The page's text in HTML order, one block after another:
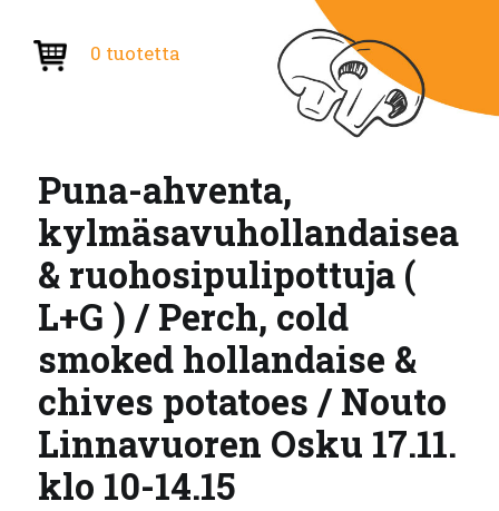
0 tuotetta
Puna-ahventa,
kylmäsavuhollandaisea
& ruohosipulipottuja (
L+G ) / Perch, cold
smoked hollandaise &
chives potatoes / Nouto
Linnavuoren Osku 17.11.
klo 10-14.15